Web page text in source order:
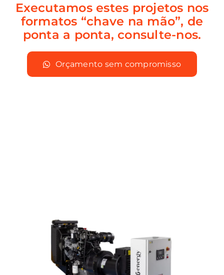
Executamos estes projetos nos
formatos “chave na mão”, de
ponta a ponta, consulte-nos.
Orçamento sem compromisso